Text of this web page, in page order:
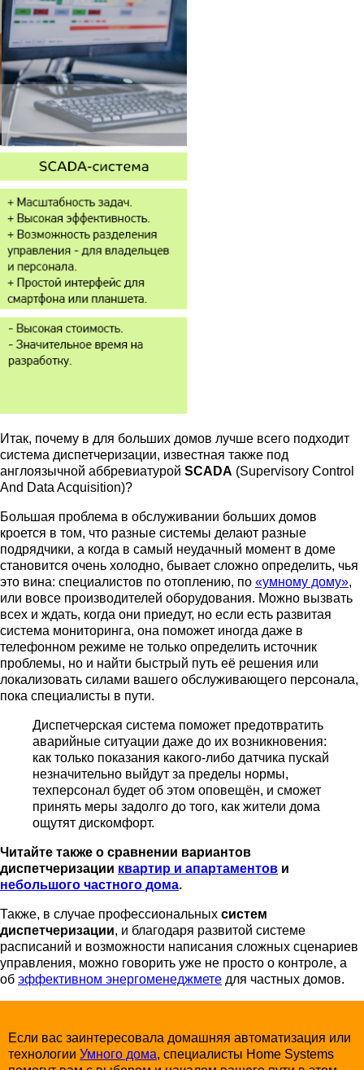
Итак, почему в для больших домов лучше всего подходит
система диспетчеризации, известная также под
англоязычной аббревиатурой SCADA (Supervisory Control
And Data Acquisition)?
Большая проблема в обслуживании больших домов
кроется в том, что разные системы делают разные
подрядчики, а когда в самый неудачный момент в доме
становится очень холодно, бывает сложно определить, чья
это вина: специалистов по отоплению, по «умному дому»,
или вовсе производителей оборудования. Можно вызвать
всех и ждать, когда они приедут, но если есть развитая
система мониторинга, она поможет иногда даже в
телефонном режиме не только определить источник
проблемы, но и найти быстрый путь её решения или
локализовать силами вашего обслуживающего персонала,
пока специалисты в пути.
Диспетчерская система поможет предотвратить
аварийные ситуации даже до их возникновения:
как только показания какого-либо датчика пускай
незначительно выйдут за пределы нормы,
техперсонал будет об этом оповещён, и сможет
принять меры задолго до того, как жители дома
ощутят дискомфорт.
Читайте также о сравнении вариантов
диспетчеризации квартир и апартаментов и
небольшого частного дома.
Также, в случае профессиональных систем
диспетчеризации, и благодаря развитой системе
расписаний и возможности написания сложных сценариев
управления, можно говорить уже не просто о контроле, а
об эффективном энергоменеджмете для частных домов.
Если вас заинтересовала домашняя автоматизация или
технологии Умного дома, специалисты Home Systems